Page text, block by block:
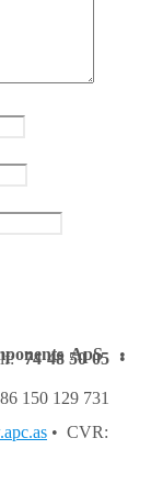
ApS•
74 48 50 05•
150 129 731
• CVR: